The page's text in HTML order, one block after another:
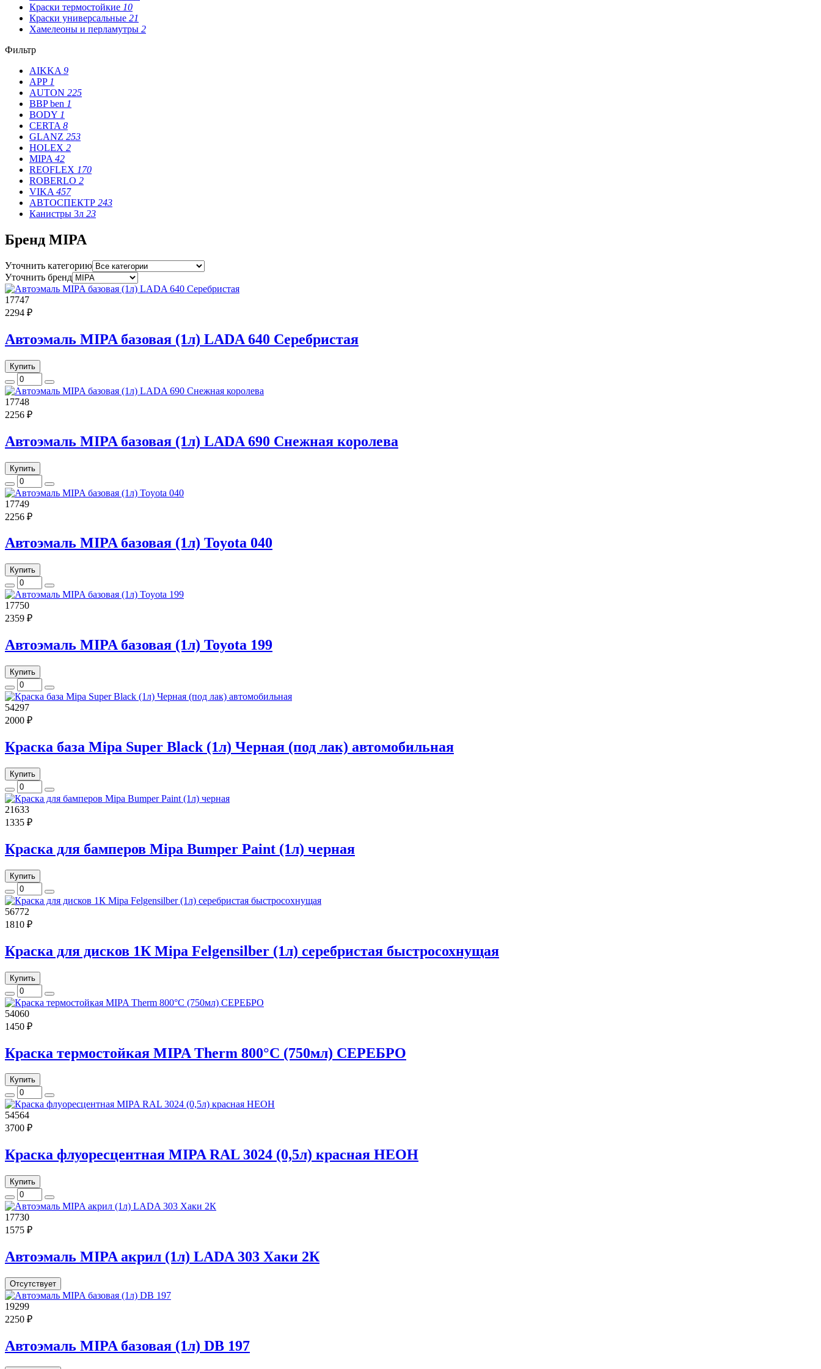
Краски термостойкие 10
Краски универсальные 21
Хамелеоны и перламутры 2
Фильтр
AIKKA 9
APP 1
AUTON 225
BBP ben 1
BODY 1
CERTA 8
GLANZ 253
HOLEX 2
MIPA 42
REOFLEX 170
ROBERLO 2
VIKA 457
АВТОСПЕКТР 243
Канистры 3л 23
Бренд MIPA
Уточнить категорию
Уточнить бренд
17747
2294 ₽
Автоэмаль MIPA базовая (1л) LADA 640 Серебристая
Купить
17748
2256 ₽
Автоэмаль MIPA базовая (1л) LADA 690 Снежная королева
Купить
17749
2256 ₽
Автоэмаль MIPA базовая (1л) Toyota 040
Купить
17750
2359 ₽
Автоэмаль MIPA базовая (1л) Toyota 199
Купить
54297
2000 ₽
Краска база Mipa Super Black (1л) Черная (под лак) автомобильная
Купить
21633
1335 ₽
Краска для бамперов Mipa Bumper Paint (1л) черная
Купить
56772
1810 ₽
Краска для дисков 1К Mipa Felgensilber (1л) серебристая быстросохнущая
Купить
54060
1450 ₽
Краска термостойкая MIPA Therm 800°С (750мл) СЕРЕБРО
Купить
54564
3700 ₽
Краска флуоресцентная MIPA RAL 3024 (0,5л) красная НЕОН
Купить
17730
1575 ₽
Автоэмаль MIPA акрил (1л) LADA 303 Хаки 2К
Отсутствует
19299
2250 ₽
Автоэмаль MIPA базовая (1л) DB 197